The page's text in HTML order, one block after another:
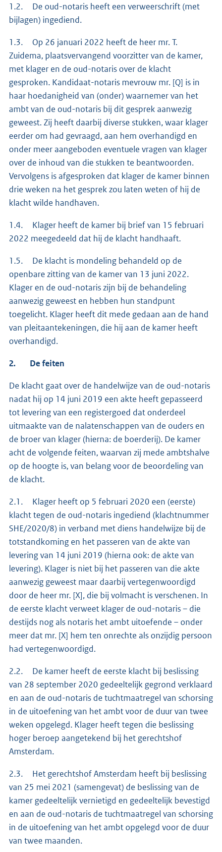
1.2. De oud-notaris heeft een verweerschrift (met
bijlagen) ingediend.
1.3. Op 26 januari 2022 heeft de heer mr. T.
Zuidema, plaatsvervangend voorzitter van de kamer,
met klager en de oud-notaris over de klacht
gesproken. Kandidaat-notaris mevrouw mr. [Q] is in
haar hoedanigheid van (onder) waarnemer van het
ambt van de oud-notaris bij dit gesprek aanwezig
geweest. Zij heeft daarbij diverse stukken, waar klager
eerder om had gevraagd, aan hem overhandigd en
onder meer aangeboden eventuele vragen van klager
over de inhoud van die stukken te beantwoorden.
Vervolgens is afgesproken dat klager de kamer binnen
drie weken na het gesprek zou laten weten of hij de
klacht wilde handhaven.
1.4. Klager heeft de kamer bij brief van 15 februari
2022 meegedeeld dat hij de klacht handhaaft.
1.5. De klacht is mondeling behandeld op de
openbare zitting van de kamer van 13 juni 2022.
Klager en de oud-notaris zijn bij de behandeling
aanwezig geweest en hebben hun standpunt
toegelicht. Klager heeft dit mede gedaan aan de hand
van pleitaantekeningen, die hij aan de kamer heeft
overhandigd.
2. De feiten
De klacht gaat over de handelwijze van de oud-notaris
nadat hij op 14 juni 2019 een akte heeft gepasseerd
tot levering van een registergoed dat onderdeel
uitmaakte van de nalatenschappen van de ouders en
de broer van klager (hierna: de boerderij). De kamer
acht de volgende feiten, waarvan zij mede ambtshalve
op de hoogte is, van belang voor de beoordeling van
de klacht.
2.1. Klager heeft op 5 februari 2020 een (eerste)
klacht tegen de oud-notaris ingediend (klachtnummer
SHE/2020/8) in verband met diens handelwijze bij de
totstandkoming en het passeren van de akte van
levering van 14 juni 2019 (hierna ook: de akte van
levering). Klager is niet bij het passeren van die akte
aanwezig geweest maar daarbij vertegenwoordigd
door de heer mr. [X], die bij volmacht is verschenen. In
de eerste klacht verweet klager de oud-notaris – die
destijds nog als notaris het ambt uitoefende – onder
meer dat mr. [X] hem ten onrechte als onzijdig persoon
had vertegenwoordigd.
2.2. De kamer heeft de eerste klacht bij beslissing
van 28 september 2020 gedeeltelijk gegrond verklaard
en aan de oud-notaris de tuchtmaatregel van schorsing
in de uitoefening van het ambt voor de duur van twee
weken opgelegd. Klager heeft tegen die beslissing
hoger beroep aangetekend bij het gerechtshof
Amsterdam.
2.3. Het gerechtshof Amsterdam heeft bij beslissing
van 25 mei 2021 (samengevat) de beslissing van de
kamer gedeeltelijk vernietigd en gedeeltelijk bevestigd
en aan de oud-notaris de tuchtmaatregel van schorsing
in de uitoefening van het ambt opgelegd voor de duur
van twee maanden.